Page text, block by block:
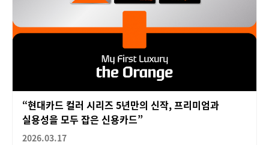
“현대카드 컬러 시리즈 5년만의 신작, 프리미엄과
실용성을 모두 잡은 신용카드”
2026.03.17